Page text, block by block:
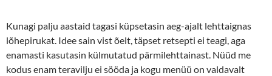
Kunagi palju aastaid tagasi küpsetasin aeg-ajalt lehttaignas
lõhepirukat. Idee sain vist õelt, täpset retsepti ei teagi, aga
enamasti kasutasin külmutatud pärmilehttainast. Nüüd me
kodus enam teravilju ei sööda ja kogu menüü on valdavalt